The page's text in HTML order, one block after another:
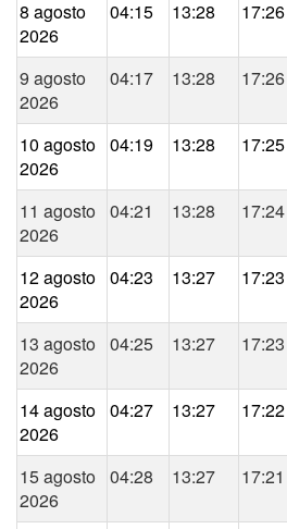
8 agosto
2026
04:15 13:28 17:26
9 agosto
2026
04:17 13:28 17:26
10 agosto
2026
04:19 13:28 17:25
11 agosto
2026
04:21 13:28 17:24
12 agosto
2026
04:23 13:27 17:23
13 agosto
2026
04:25 13:27 17:23
14 agosto
2026
04:27 13:27 17:22
15 agosto
2026
04:28 13:27 17:21